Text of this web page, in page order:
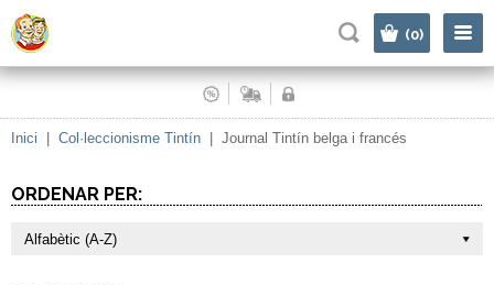
(0)
Inici Col·leccionisme Tintín Journal Tintín belga i francés
ORDENAR PER:
Alfabètic (A-Z)